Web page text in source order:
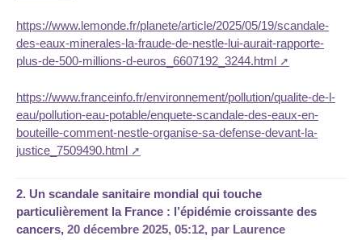
https://www.lemonde.fr/planete/article/2025/05/19/scandale-
des-eaux-minerales-la-fraude-de-nestle-lui-aurait-rapporte-
plus-de-500-millions-d-euros_6607192_3244.html
https://www.franceinfo.fr/environnement/pollution/qualite-de-l-
eau/pollution-eau-potable/enquete-scandale-des-eaux-en-
bouteille-comment-nestle-organise-sa-defense-devant-la-
justice_7509490.html
2. Un scandale sanitaire mondial qui touche
particulièrement la France : l’épidémie croissante des
cancers, 20 décembre 2025, 05:12, par Laurence